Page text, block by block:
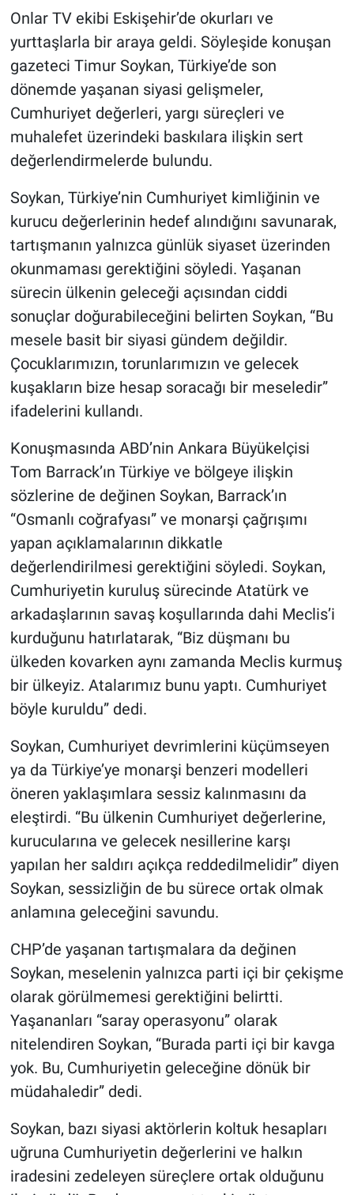
Onlar TV ekibi Eskişehir’de okurları ve
yurttaşlarla bir araya geldi. Söyleşide konuşan
gazeteci Timur Soykan, Türkiye’de son
dönemde yaşanan siyasi gelişmeler,
Cumhuriyet değerleri, yargı süreçleri ve
muhalefet üzerindeki baskılara ilişkin sert
değerlendirmelerde bulundu.
Soykan, Türkiye’nin Cumhuriyet kimliğinin ve
kurucu değerlerinin hedef alındığını savunarak,
tartışmanın yalnızca günlük siyaset üzerinden
okunmaması gerektiğini söyledi. Yaşanan
sürecin ülkenin geleceği açısından ciddi
sonuçlar doğurabileceğini belirten Soykan, “Bu
mesele basit bir siyasi gündem değildir.
Çocuklarımızın, torunlarımızın ve gelecek
kuşakların bize hesap soracağı bir meseledir”
ifadelerini kullandı.
Konuşmasında ABD’nin Ankara Büyükelçisi
Tom Barrack’ın Türkiye ve bölgeye ilişkin
sözlerine de değinen Soykan, Barrack’ın
“Osmanlı coğrafyası” ve monarşi çağrışımı
yapan açıklamalarının dikkatle
değerlendirilmesi gerektiğini söyledi. Soykan,
Cumhuriyetin kuruluş sürecinde Atatürk ve
arkadaşlarının savaş koşullarında dahi Meclis’i
kurduğunu hatırlatarak, “Biz düşmanı bu
ülkeden kovarken aynı zamanda Meclis kurmuş
bir ülkeyiz. Atalarımız bunu yaptı. Cumhuriyet
böyle kuruldu” dedi.
Soykan, Cumhuriyet devrimlerini küçümseyen
ya da Türkiye’ye monarşi benzeri modelleri
öneren yaklaşımlara sessiz kalınmasını da
eleştirdi. “Bu ülkenin Cumhuriyet değerlerine,
kurucularına ve gelecek nesillerine karşı
yapılan her saldırı açıkça reddedilmelidir” diyen
Soykan, sessizliğin de bu sürece ortak olmak
anlamına geleceğini savundu.
CHP’de yaşanan tartışmalara da değinen
Soykan, meselenin yalnızca parti içi bir çekişme
olarak görülmemesi gerektiğini belirtti.
Yaşananları “saray operasyonu” olarak
nitelendiren Soykan, “Burada parti içi bir kavga
yok. Bu, Cumhuriyetin geleceğine dönük bir
müdahaledir” dedi.
Soykan, bazı siyasi aktörlerin koltuk hesapları
uğruna Cumhuriyetin değerlerini ve halkın
iradesini zedeleyen süreçlere ortak olduğunu